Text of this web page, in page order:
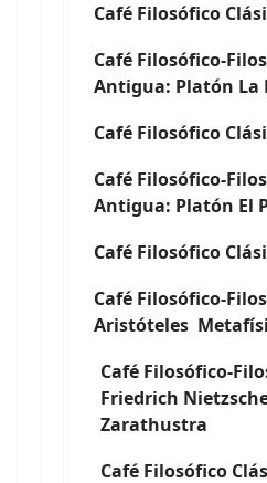
Café Filosófico
Café Filosófico-
Antigua: Platón La
Café Filosófico
Café Filosófico-
Antigua: Platón El
Café Filosófico
Café Filosófico-
Aristóteles
Café Filosófico-
Friedrich
Zarathustra
Café Filosófico